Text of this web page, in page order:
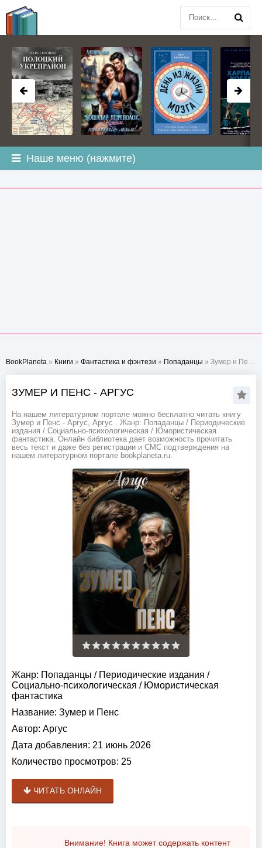
Наше меню (нажмите)
BookPlaneta » Книги » Фантастика и фэнтези » Попаданцы » Зумер и Пенс - Аргус
ЗУМЕР И ПЕНС - АРГУС
На нашем литературном портале можно бесплатно читать книгу
Зумер и Пенс - Аргус, Аргус . Жанр: Попаданцы / Периодические
издания / Социально-психологическая / Юмористическая
фантастика. Онлайн библиотека дает возможность прочитать
весь текст и даже без регистрации и СМС подтверждения на
нашем литературном портале bookplaneta.ru.
Жанр: Попаданцы / Периодические издания /
Социально-психологическая / Юмористическая
фантастика
Название: Зумер и Пенс
Автор: Аргус
Дата добавления: 21 июнь 2026
Количество просмотров: 25
ЧИТАТЬ ОНЛАЙН
Внимание! Книга может содержать контент
BOOKPLANETA.COM